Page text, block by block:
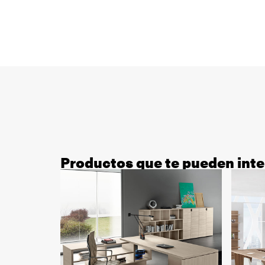
Productos que te pueden